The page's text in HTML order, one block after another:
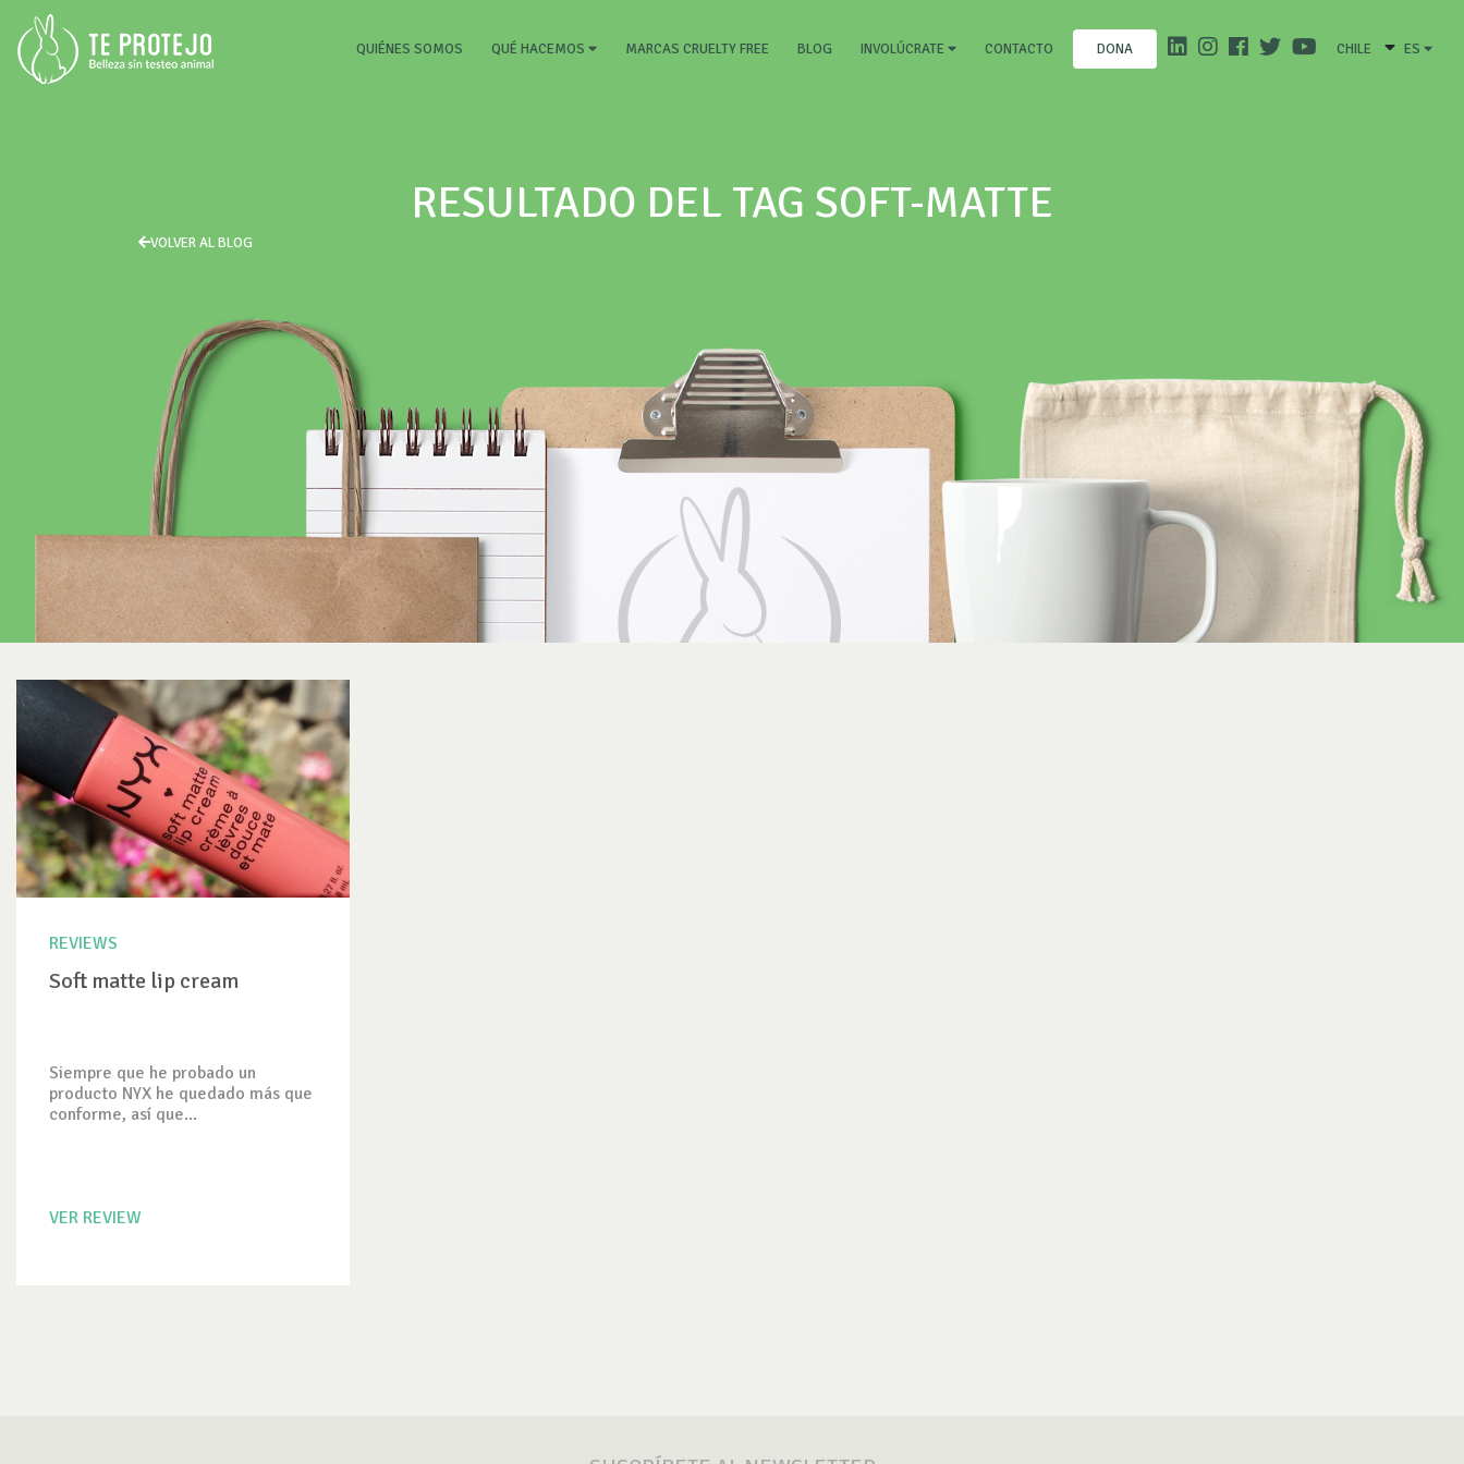
QUIÉNES SOMOS (CURRENT)
QUÉ HACEMOS MARCAS CRUELTY FREE BLOG INVOLÚCRATE CONTACTO DONA CHILE ES
RESULTADO DEL TAG SOFT-MATTE
VOLVER AL BLOG
REVIEWS
Soft matte lip cream
Siempre que he probado un
producto NYX he quedado más que
conforme, así que...
VER REVIEW